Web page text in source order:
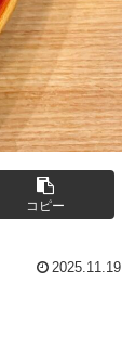
コピー
2025.11.19